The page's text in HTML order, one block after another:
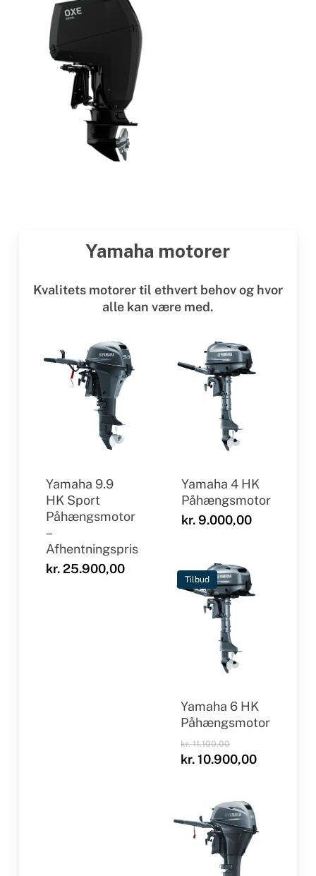
Yamaha motorer
Kvalitets motorer til ethvert behov og hvor
alle kan være med.
Yamaha 9.9
HK Sport
Påhængsmotor
–
Afhentningspris
kr.25.900,00
Yamaha 4 HK
Påhængsmotor
kr.9.000,00
Tilbud
Yamaha 6 HK
Påhængsmotor
kr.11.100,00Den
oprindelige
kr. 11.100,00.
kr.10.900,00Den
kr.